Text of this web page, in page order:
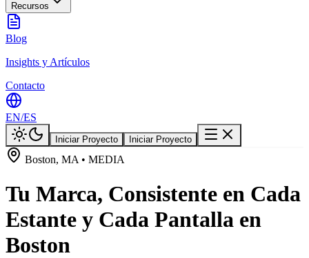
Recursos
Blog
Insights y Artículos
Contacto
EN/ES
Iniciar Proyecto Iniciar Proyecto
Boston, MA • MEDIA
Tu Marca, Consistente en Cada
Estante y Cada Pantalla en
Boston